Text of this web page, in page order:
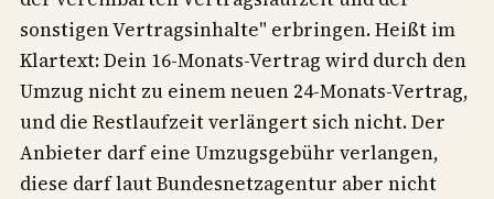
sonstigen Vertragsinhalte" erbringen. Heißt im
Klartext: Dein 16-Monats-Vertrag wird durch den
Umzug nicht zu einem neuen 24-Monats-Vertrag,
und die Restlaufzeit verlängert sich nicht. Der
Anbieter darf eine Umzugsgebühr verlangen,
diese darf laut Bundesnetzagentur aber nicht